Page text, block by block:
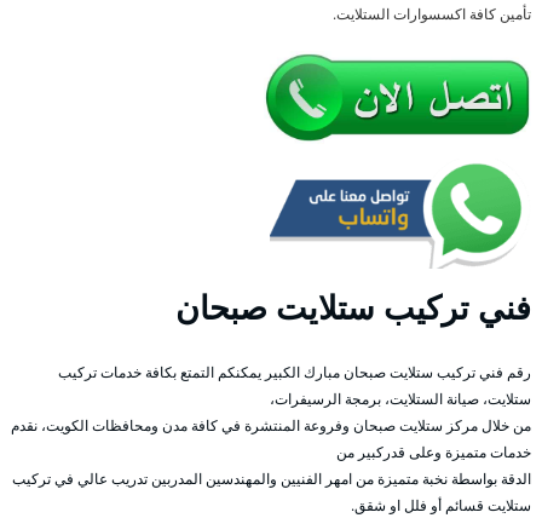
تأمين كافة اكسسوارات الستلايت.
فني تركيب ستلايت صبحان
رقم فني تركيب ستلايت صبحان مبارك الكبير يمكنكم التمتع بكافة خدمات تركيب
ستلايت، صيانة الستلايت، برمجة الرسيفرات،
من خلال مركز ستلايت صبحان وفروعة المنتشرة في كافة مدن ومحافظات الكويت، نقدم
خدمات متميزة وعلى قدركبير من
الدقة بواسطة نخبة متميزة من امهر الفنيين والمهندسين المدربين تدريب عالي في تركيب
ستلايت قسائم أو فلل او شقق.